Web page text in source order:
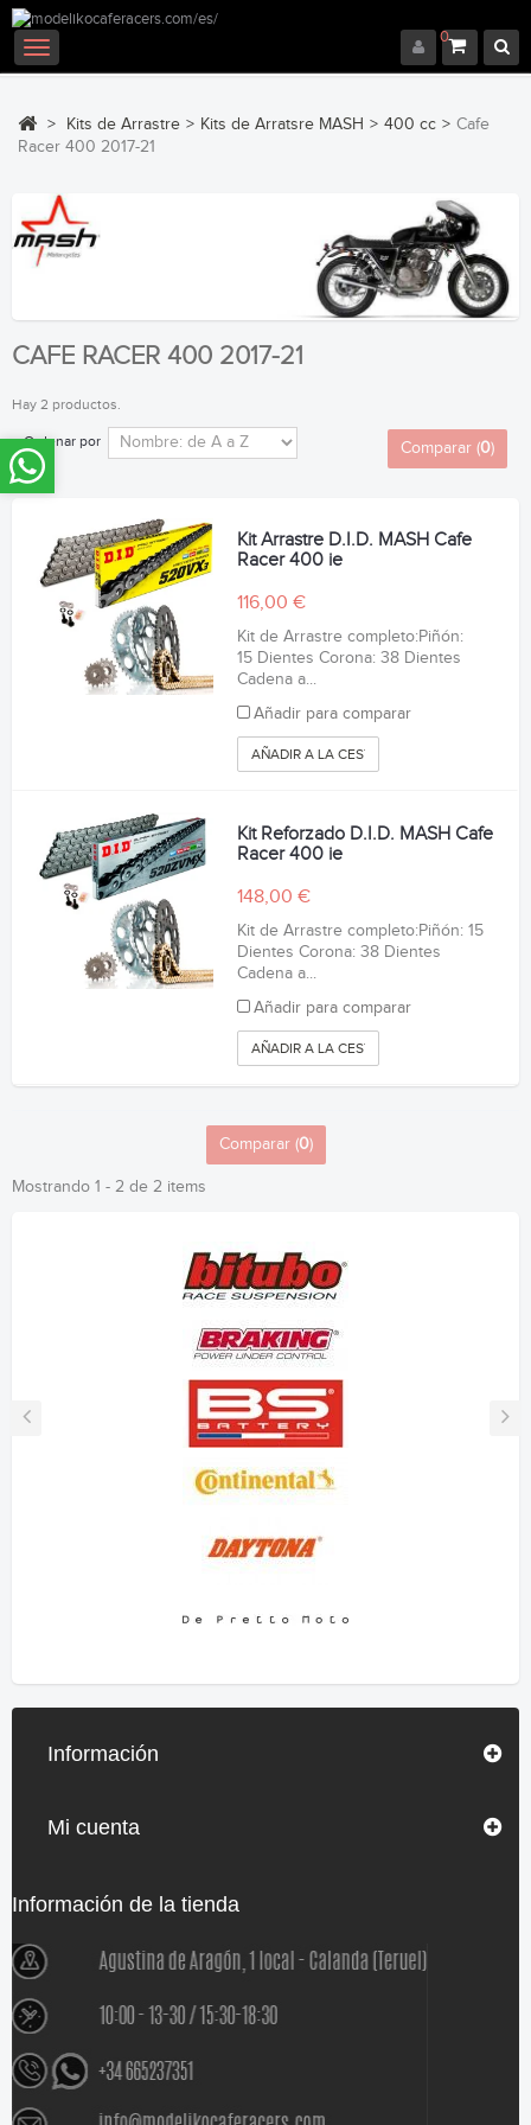
0
Navegación
Toggle
> Kits de Arrastre > Kits de Arratsre MASH > 400 cc > Cafe
Racer 400 2017-21
CAFE RACER 400 2017-21
Hay 2 productos.
Ordenar por Comparar (0)
Kit Arrastre D.I.D. MASH Cafe
Racer 400 ie
116,00 €
Kit de Arrastre completo:Piñón:
15 Dientes Corona: 38 Dientes
Cadena a...
Añadir para comparar
AÑADIR A LA CESTA
Kit Reforzado D.I.D. MASH Cafe
Racer 400 ie
148,00 €
Kit de Arrastre completo:Piñón: 15
Dientes Corona: 38 Dientes
Cadena a...
Añadir para comparar
AÑADIR A LA CESTA
Comparar (0)
Mostrando 1 - 2 de 2 items
Información
Mi cuenta
Información de la tienda